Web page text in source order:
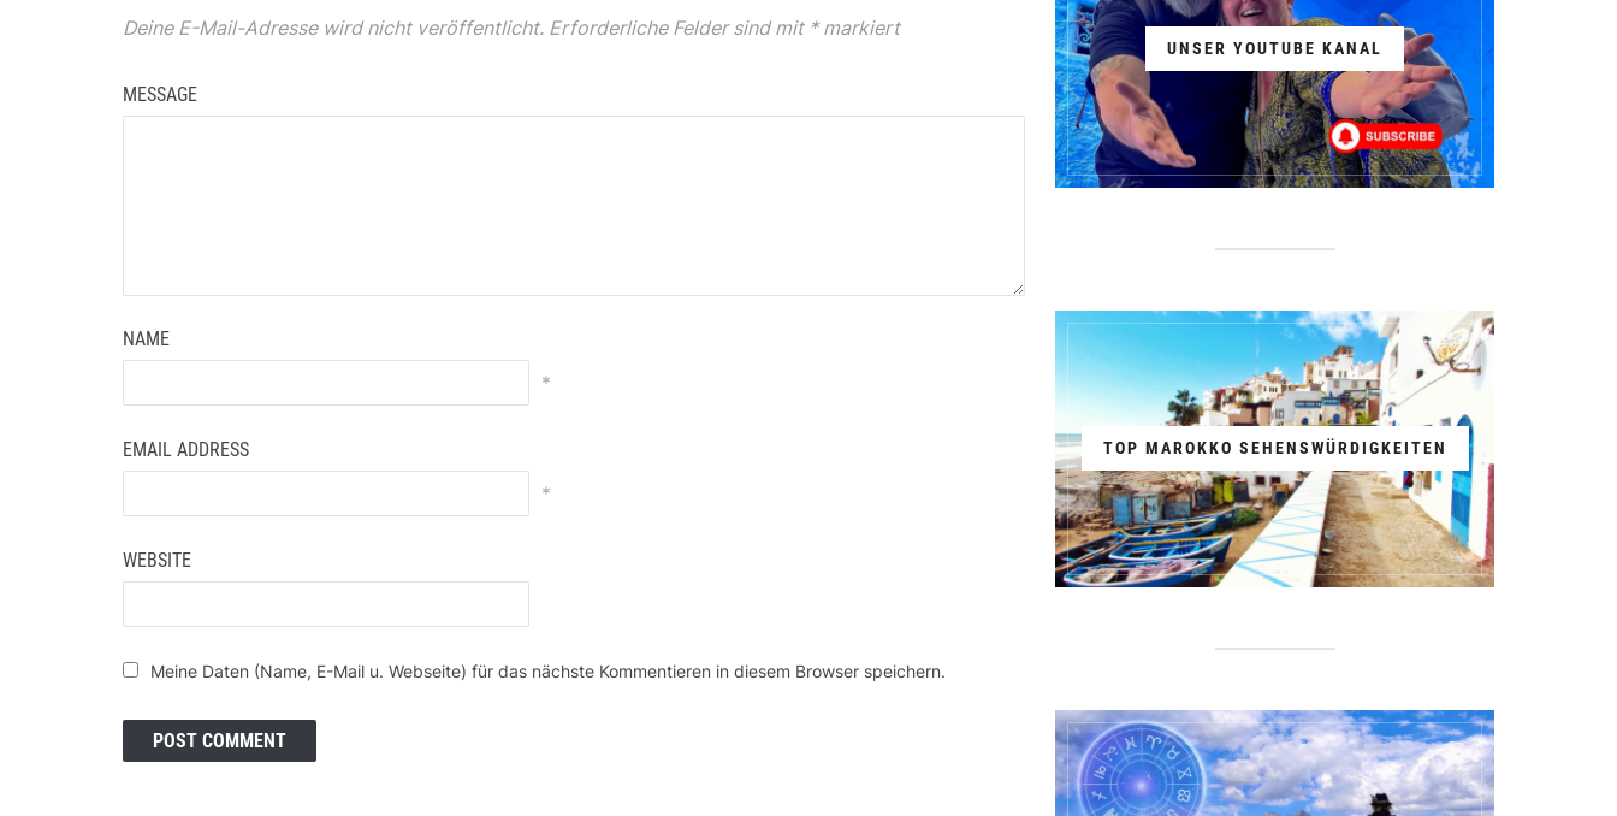
Deine E-Mail-Adresse wird nicht veröffentlicht. Erforderliche Felder sind mit *markiert
MESSAGE
NAME
*
EMAIL ADDRESS
*
WEBSITE
Meine Daten (Name, E-Mail u. Webseite) für das nächste Kommentieren in diesem Browser speichern.
UNSER YOUTUBE KANAL
TOP MAROKKO SEHENSWÜRDIGKEITEN